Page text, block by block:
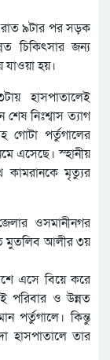
৯টার পর সড়ক
চিকিৎসার জন্য
যাওয়া হয়।
হাসপাতালেই
নিঃশ্বাস ত্যাগ
গোটা পর্তুগালের
এসেছে। স্হানীয়
কামরানকে মৃত্যুর
ওসমানীনগর
মুতলিব আলীর ৩য়
এসে বিয়ে করে
পরিবার ও উন্নত
পর্তুগালে। কিন্তু
হাসপাতালে তার